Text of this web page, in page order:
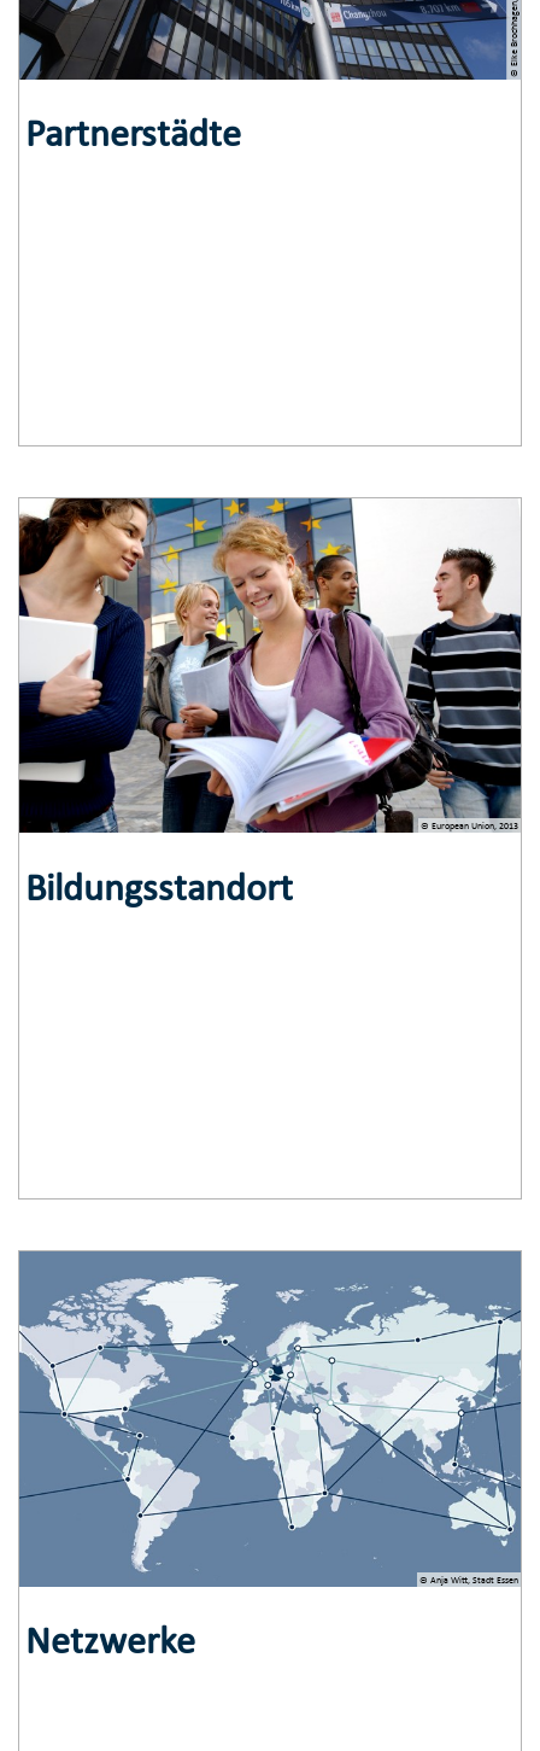
Partnerstädte
© European Union, 2013
Bildungsstandort
© Anja Witt, Stadt Essen
Netzwerke